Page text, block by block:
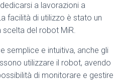
a lavorazioni a
facilità di utilizzo è stato un
del robot MiR.
semplice e intuitiva, anche gli
utilizzare il robot, avendo
di monitorare e gestire